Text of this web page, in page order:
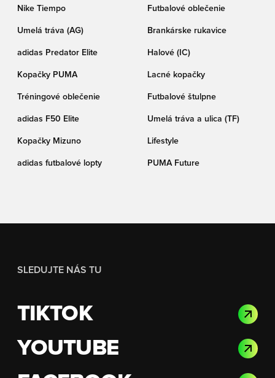
Nike Tiempo Futbalové oblečenie
Umelá tráva (AG) Brankárske rukavice
adidas Predator Elite Halové (IC)
Kopačky PUMA Lacné kopačky
Tréningové oblečenie Futbalové štulpne
adidas F50 Elite Umelá tráva a ulica (TF)
Kopačky Mizuno Lifestyle
adidas futbalové lopty PUMA Future
SLEDUJTE NÁS TU
TIKTOK
YOUTUBE